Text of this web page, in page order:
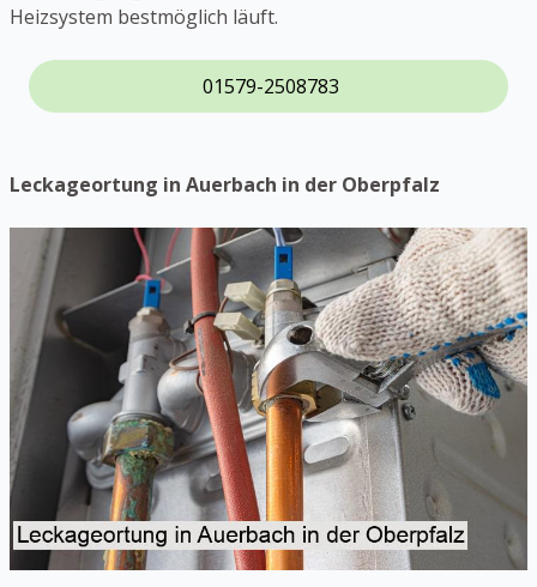
Heizsystem bestmöglich läuft.
01579-2508783
Leckageortung in Auerbach in der Oberpfalz